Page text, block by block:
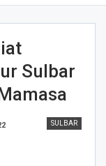
Sulbar
SULBAR